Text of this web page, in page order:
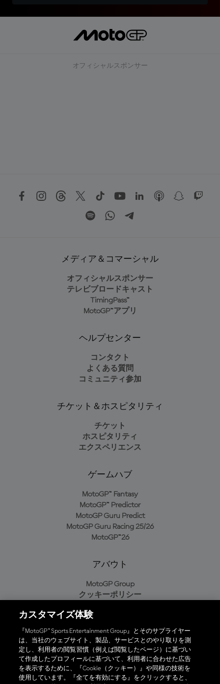
オフィシャルスポンサー
メディア＆コマーシャル
オフィシャルスポンサー
テレビブロードキャスト
TimingPass™
MotoGP™アプリ
ヘルプセンター
コンタクト
よくある質問
コミュニティ参加
チケット＆ホスピタリティ
チケット
ホスピタリティ
エクスペリエンス
ゲームハブ
MotoGP™ Fantasy
MotoGP™ Predictor
MotoGP Guru Predict
MotoGP Guru Racing 25/26
MotoGP™26
アバウト
MotoGP Group
クッキーポリシー
プライバシーポリシー
購入ポリシー
オフィシャルアプリ
カスタマイズ体験
『MotoGP™ Sports Entertainment Group』とそのサプライヤー
は、当社のウェブサイト、製品、サービスとのやり取りを測
定し、利用者の閲覧習慣（例えば閲覧したページ）に基づい
て作成したプロフィールに基づいて、利用者に合わせた広告
を表示するために、『Cookie（クッキー）』や同様の技術を
使用しています。『全てを有効にする』をクリックすると、